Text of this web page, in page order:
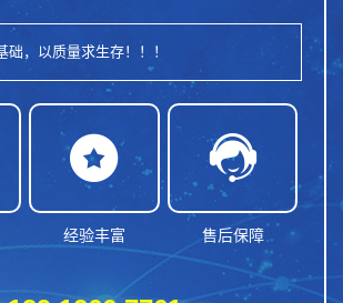
础，以质量求生存！！！

经验丰富

售后保障